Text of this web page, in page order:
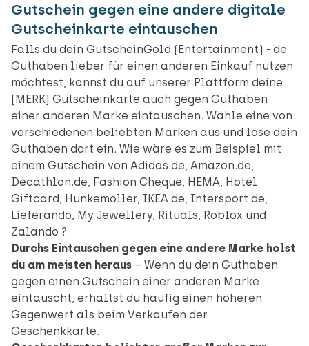
Gutschein gegen eine andere digitale
Gutscheinkarte eintauschen
Falls du dein GutscheinGold (Entertainment) - de
Guthaben lieber für einen anderen Einkauf nutzen
möchtest, kannst du auf unserer Plattform deine
[MERK] Gutscheinkarte auch gegen Guthaben
einer anderen Marke eintauschen. Wähle eine von
verschiedenen beliebten Marken aus und löse dein
Guthaben dort ein. Wie wäre es zum Beispiel mit
einem Gutschein von Adidas.de, Amazon.de,
Decathlon.de, Fashion Cheque, HEMA, Hotel
Giftcard, Hunkemöller, IKEA.de, Intersport.de,
Lieferando, My Jewellery, Rituals, Roblox und
Zalando ?
Durchs Eintauschen gegen eine andere Marke holst
du am meisten heraus – Wenn du dein Guthaben
gegen einen Gutschein einer anderen Marke
eintauscht, erhältst du häufig einen höheren
Gegenwert als beim Verkaufen der
Geschenkkarte.